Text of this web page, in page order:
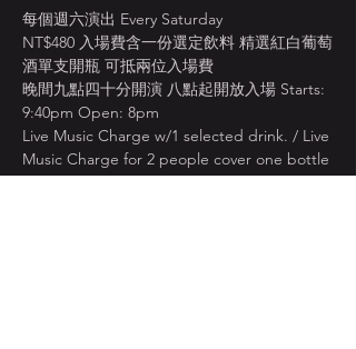
每個週六演出 Every Saturday
NT$480 入場費含一份選定飲料 精選紅白葡萄
酒單支開瓶 可抵兩位入場費
晚間九點四十分開演 八點起開放入場 Starts:
9:40pm Open: 8pm
Live Music Charge w/1 selected drink. / Live
Music Charge for 2 people cover one bottle
wine.